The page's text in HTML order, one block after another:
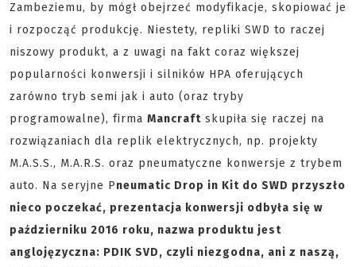
Zambeziemu, by mógł obejrzeć modyfikacje, skopiować je
i rozpocząć produkcję. Niestety, repliki SWD to raczej
niszowy produkt, a z uwagi na fakt coraz większej
popularności konwersji i silników HPA oferujących
zarówno tryb semi jak i auto (oraz tryby
programowalne), firma Mancraft skupiła się raczej na
rozwiązaniach dla replik elektrycznych, np. projekty
M.A.S.S., M.A.R.S. oraz pneumatyczne konwersje z trybem
auto. Na seryjne Pneumatic Drop in Kit do SWD przyszło
nieco poczekać, prezentacja konwersji odbyła się w
październiku 2016 roku, nazwa produktu jest
anglojęzyczna: PDIK SVD, czyli niezgodna, ani z naszą,